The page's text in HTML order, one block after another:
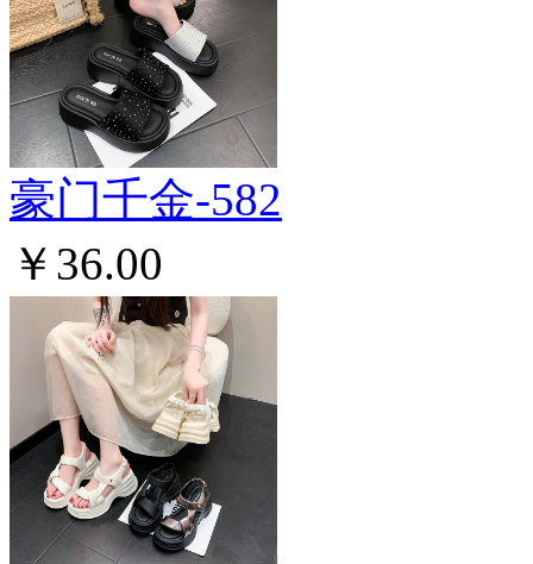
豪门千金-582
￥36.00